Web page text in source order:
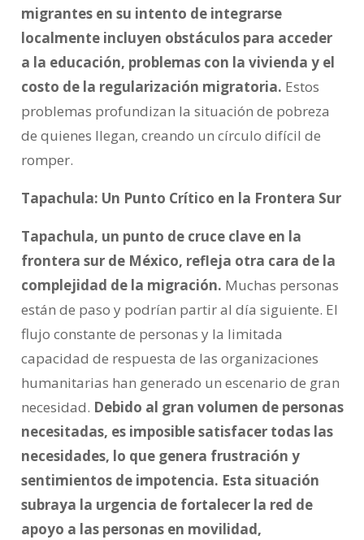
migrantes en su intento de integrarse
localmente incluyen obstáculos para acceder
a la educación, problemas con la vivienda y el
costo de la regularización migratoria. Estos
problemas profundizan la situación de pobreza
de quienes llegan, creando un círculo difícil de
romper.
Tapachula: Un Punto Crítico en la Frontera Sur
Tapachula, un punto de cruce clave en la
frontera sur de México, refleja otra cara de la
complejidad de la migración. Muchas personas
están de paso y podrían partir al día siguiente. El
flujo constante de personas y la limitada
capacidad de respuesta de las organizaciones
humanitarias han generado un escenario de gran
necesidad. Debido al gran volumen de personas
necesitadas, es imposible satisfacer todas las
necesidades, lo que genera frustración y
sentimientos de impotencia. Esta situación
subraya la urgencia de fortalecer la red de
apoyo a las personas en movilidad,